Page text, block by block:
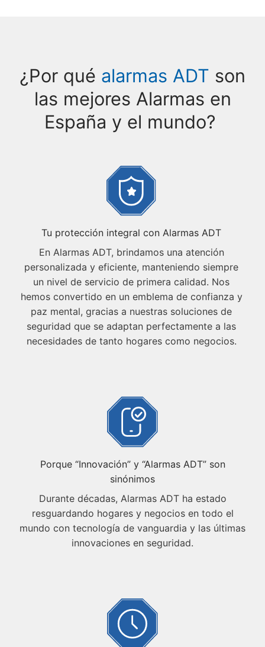
¿Por qué alarmas ADT son
las mejores Alarmas en
España y el mundo?
Tu protección integral con Alarmas ADT
En Alarmas ADT, brindamos una atención
personalizada y eficiente, manteniendo siempre
un nivel de servicio de primera calidad. Nos
hemos convertido en un emblema de confianza y
paz mental, gracias a nuestras soluciones de
seguridad que se adaptan perfectamente a las
necesidades de tanto hogares como negocios.
Porque “Innovación” y “Alarmas ADT” son
sinónimos
Durante décadas, Alarmas ADT ha estado
resguardando hogares y negocios en todo el
mundo con tecnología de vanguardia y las últimas
innovaciones en seguridad.